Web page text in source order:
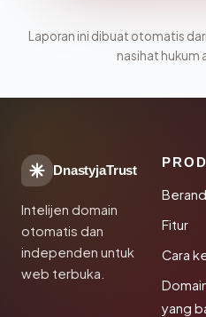
Laporan ini dibuat otomatis
nasihat hukum
DnastyjaTrust
Intelijen domain
otomatis dan
independen untuk
web terbuka.
Fitur
Cara
yang